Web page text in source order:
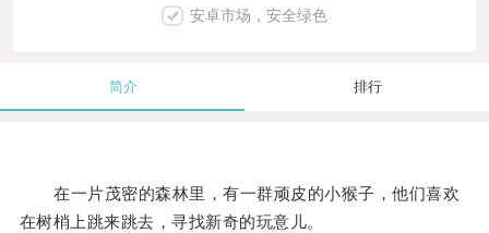
安卓市场，安全绿色
简介 排行
在一片茂密的森林里，有一群顽皮的小猴子，他们喜欢
在树梢上跳来跳去，寻找新奇的玩意儿。